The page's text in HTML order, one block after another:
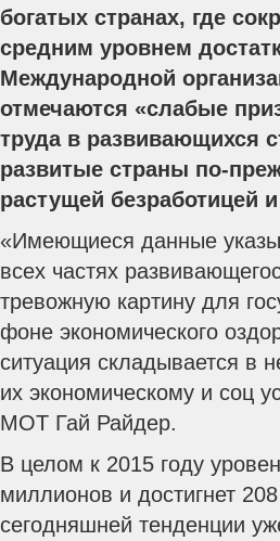
богатых странах, где
средним уровнем
Международной
отмечаются «слабые
труда в развивающихся
развитые страны по-
растущей безработицей
«Имеющиеся данные
всех частях
тревожную картину для
фоне экономического
ситуация складывается в
их экономическому и соц
МОТ Гай Райдер.
В целом к 2015 году
миллионов и достигнет
сегодняшней тенденции